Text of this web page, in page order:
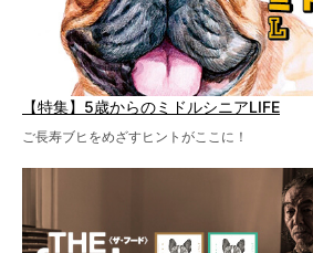
【特集】5歳からのミドルシニアLIFE
ご長寿ブヒをめざすヒントがここに！